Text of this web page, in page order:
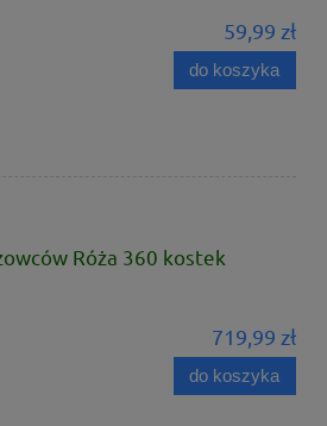
59,99 zł
do koszyka
Róża 360 kostek
719,99 zł
do koszyka